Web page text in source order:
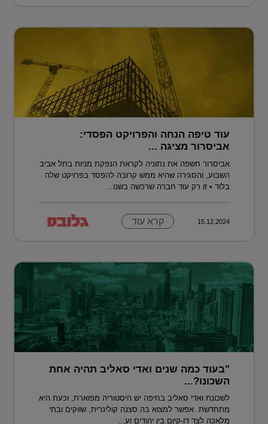
עוד טיפה הנחה והפרויקט הפסדי:
אביסרור מציגה ...
אביסרור חשפה את נתוניה לקראת הנפקת מניות בתל אביב
השבוע, והסגירה שהיא ממש קרובה להפסד בפרויקט שלה
בלוד • זו רק עוד חברה שרכשה בשנו...
15.12.2024 קרא עוד
"בעוד כמה שנים ואדי סאליב תהיה אחת
השכונו?...
לשכונת ואדי סאליב בחיפה יש היסטוריה מפוארת, וכעת היא
מתחדשת. אפשר למצוא בה סצנה קולינרית, שווקים ובתי
מלאכה לצד דו-קיום בין יהודים וע...